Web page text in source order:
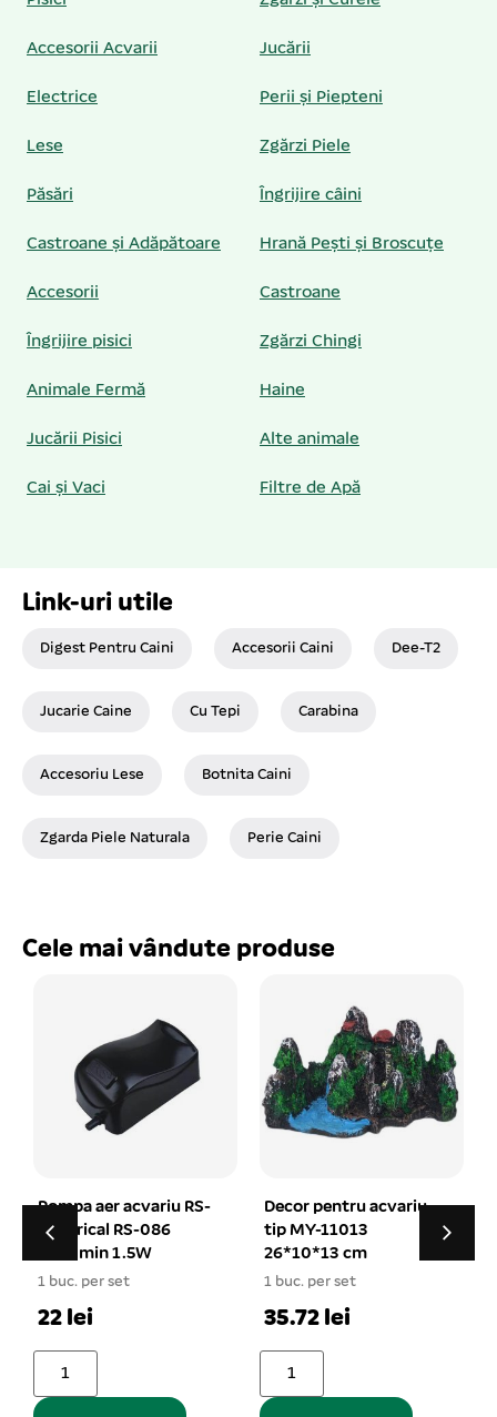
Accesorii Acvarii Jucării
Electrice Perii și Piepteni
Lese Zgărzi Piele
Păsări Îngrijire câini
Castroane și Adăpătoare Hrană Pești și Broscuțe
Accesorii Castroane
Îngrijire pisici Zgărzi Chingi
Animale Fermă Haine
Jucării Pisici Alte animale
Cai și Vaci Filtre de Apă
Link-uri utile
Digest Pentru Caini Accesorii Caini Dee-T2
Jucarie Caine Cu Tepi Carabina
Accesoriu Lese Botnita Caini
Zgarda Piele Naturala Perie Caini
Cele mai vândute produse
Decor pentru acvariu
tip MY-11013
26*10*13 cm
1 buc. per set
35.72 lei
Clorocid – Solutie
neutralizanta 100 ml
14.51 lei
Adaugă în coș